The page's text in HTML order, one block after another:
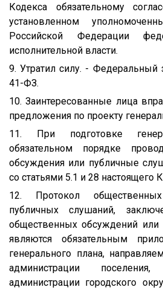
Кодекса обязательному
установленном
Российской Федерации
исполнительной власти.
9. Утратил силу. - Федеральный
41-ФЗ.
10. Заинтересованные лица
предложения по проекту
11. При подготовке
обязательном порядке
обсуждения или публичные
со статьями 5.1 и 28 настоящего
12. Протокол
публичных слушаний,
общественных обсуждений или
являются обязательным
генерального плана,
администрации
администрации городского